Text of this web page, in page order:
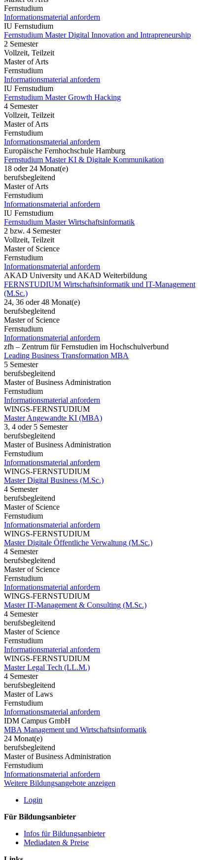
Fernstudium
Informationsmaterial anfordern
IU Fernstudium
Fernstudium Master Digital Innovation and Intrapreneurship
2 Semester
Vollzeit, Teilzeit
Master of Arts
Fernstudium
Informationsmaterial anfordern
IU Fernstudium
Fernstudium Master Growth Hacking
4 Semester
Vollzeit, Teilzeit
Master of Arts
Fernstudium
Informationsmaterial anfordern
Europäische Fernhochschule Hamburg
Fernstudium Master KI & Digitale Kommunikation
18 oder 24 Monat(e)
berufsbegleitend
Master of Arts
Fernstudium
Informationsmaterial anfordern
IU Fernstudium
Fernstudium Master Wirtschaftsinformatik
2 bzw. 4 Semester
Vollzeit, Teilzeit
Master of Science
Fernstudium
Informationsmaterial anfordern
AKAD University und AKAD Weiterbildung
FERNSTUDIUM Wirtschaftsinformatik und IT-Management
(M.Sc.)
24, 36 oder 48 Monat(e)
berufsbegleitend
Master of Science
Fernstudium
Informationsmaterial anfordern
zfh – Zentrum für Fernstudien im Hochschulverbund
Leading Business Transformation MBA
5 Semester
berufsbegleitend
Master of Business Administration
Fernstudium
Informationsmaterial anfordern
WINGS-FERNSTUDIUM
Master Angewandte KI (MBA)
3, 4 oder 5 Semester
berufsbegleitend
Master of Business Administration
Fernstudium
Informationsmaterial anfordern
WINGS-FERNSTUDIUM
Master Digital Business (M.Sc.)
4 Semester
berufsbegleitend
Master of Science
Fernstudium
Informationsmaterial anfordern
WINGS-FERNSTUDIUM
Master Digitale Öffentliche Verwaltung (M.Sc.)
4 Semester
berufsbegleitend
Master of Science
Fernstudium
Informationsmaterial anfordern
WINGS-FERNSTUDIUM
Master IT-Management & Consulting (M.Sc.)
4 Semester
berufsbegleitend
Master of Science
Fernstudium
Informationsmaterial anfordern
WINGS-FERNSTUDIUM
Master Legal Tech (LL.M.)
4 Semester
berufsbegleitend
Master of Laws
Fernstudium
Informationsmaterial anfordern
IDM Campus GmbH
MBA Management und Wirtschaftsinformatik
24 Monat(e)
berufsbegleitend
Master of Business Administration
Fernstudium
Informationsmaterial anfordern
Weitere Bildungsangebote anzeigen
Login
Für Bildungsanbieter
Infos für Bildungsanbieter
Mediadaten & Preise